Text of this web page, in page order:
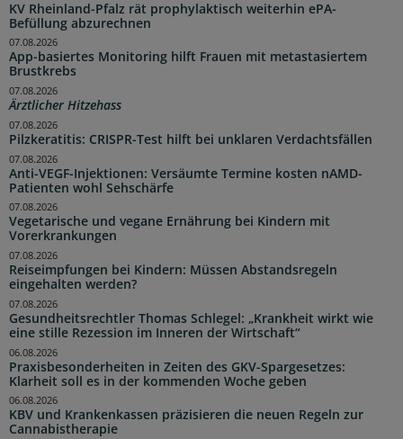
KV Rheinland-Pfalz rät prophylaktisch weiterhin ePA-
Befüllung abzurechnen
App-basiertes Monitoring hilft Frauen mit metastasiertem
Brustkrebs
07.08.2026
Ärztlicher Hitzehass
07.08.2026
Pilzkeratitis: CRISPR-Test hilft bei unklaren Verdachtsfällen
07.08.2026
Anti-VEGF-Injektionen: Versäumte Termine kosten nAMD-
Patienten wohl Sehschärfe
07.08.2026
Vegetarische und vegane Ernährung bei Kindern mit
Vorerkrankungen
07.08.2026
Reiseimpfungen bei Kindern: Müssen Abstandsregeln
eingehalten werden?
07.08.2026
Gesundheitsrechtler Thomas Schlegel: „Krankheit wirkt wie
eine stille Rezession im Inneren der Wirtschaft“
07.08.2026
Praxisbesonderheiten in Zeiten des GKV-Spargesetzes:
Klarheit soll es in der kommenden Woche geben
06.08.2026
KBV und Krankenkassen präzisieren die neuen Regeln zur
Cannabistherapie
06.08.2026